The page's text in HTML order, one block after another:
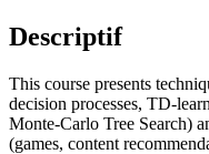
Descriptif
This course presents
decision processes, TD-
Monte-Carlo Tree Search)
(games, content